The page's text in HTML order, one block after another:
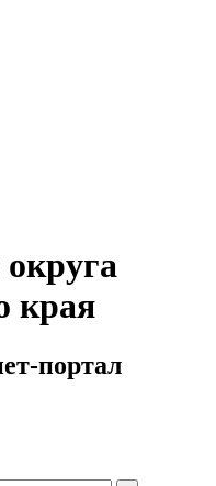
края
портал